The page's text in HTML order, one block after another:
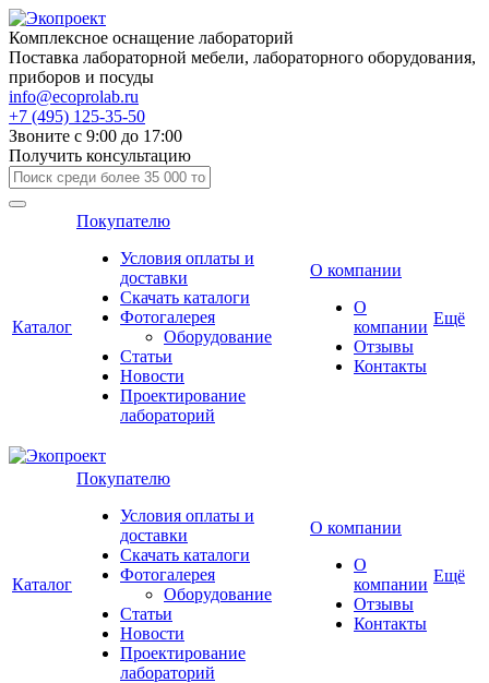
Комплексное оснащение лабораторий
Поставка лабораторной мебели, лабораторного оборудования,
приборов и посуды
info@ecoprolab.ru
+7 (495) 125-35-50
Звоните с 9:00 до 17:00
Получить консультацию
Каталог
Покупателю
Условия оплаты и
доставки
Скачать каталоги
Фотогалерея
Оборудование
Статьи
Новости
Проектирование
лабораторий
О компании
О
компании
Отзывы
Контакты
Ещё
Каталог
Покупателю
Условия оплаты и
доставки
Скачать каталоги
Фотогалерея
Оборудование
Статьи
Новости
Проектирование
лабораторий
О компании
О
компании
Отзывы
Контакты
Ещё